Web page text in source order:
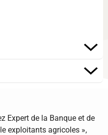
Expert de la Banque et de
exploitants agricoles »,